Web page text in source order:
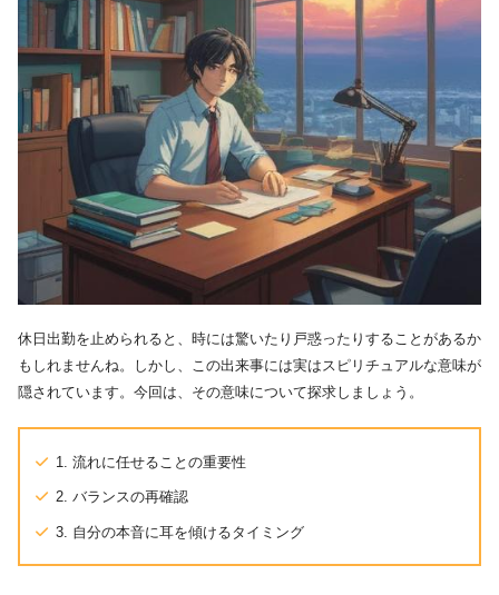
休日出勤を止められると、時には驚いたり戸惑ったりすることがあるか
もしれませんね。しかし、この出来事には実はスピリチュアルな意味が
隠されています。今回は、その意味について探求しましょう。
1. 流れに任せることの重要性
2. バランスの再確認
3. 自分の本音に耳を傾けるタイミング